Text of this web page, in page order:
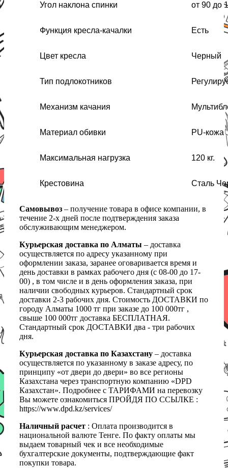
Угол наклона спинки от 90 до
Функция кресла-качалки Есть
Цвет кресла Черный
Тип подлокотников
Механизм качания
Материал обивки PU-кожа
Максимальная нагрузка 120 кг.
Крестовина Сталь
Самовывоз – получение товара в офисе компании, в
течение 2-х дней после подтверждения заказа
обслуживающим менеджером.
Курьерская доставка по Алматы – доставка
осуществляется по адресу указанному при
оформлении заказа, заранее оговаривается время и
день доставки в рамках рабочего дня (с 08-00 до 17-
00) , в том числе и в день оформления заказа, при
наличии свободных курьеров. Стандартный срок
доставки 2-3 рабочих дня. Стоимость ДОСТАВКИ по
городу Алматы 1000 тг при заказе до 100 000тг ,
свыше 100 000тг доставка БЕСПЛАТНАЯ.
Стандартный срок ДОСТАВКИ два - три рабочих
дня.
Курьерская доставка по Казахстану – доставка
осуществляется по указанному в заказе адресу, по
принципу «от двери до двери» во все регионы
Казахстана через транспортную компанию «DPD
Казахстан». Подробнее с ТАРИФАМИ на перевозку
Вы можете ознакомиться ПРОЙДЯ ПО ССЫЛКЕ :
https://www.dpd.kz/services/
Наличный расчет : Оплата производится в
национальной валюте Тенге. По факту оплаты мы
выдаем товарный чек и все необходимые
бухгалтерские документы, подтверждающие факт
покупки товара.